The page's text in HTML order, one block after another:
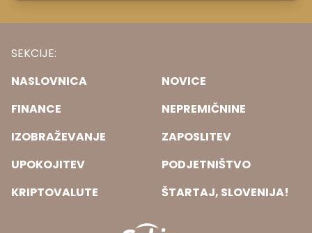
SEKCIJE:
NASLOVNICA
NOVICE
FINANCE
NEPREMIČNINE
IZOBRAŽEVANJE
ZAPOSLITEV
UPOKOJITEV
PODJETNIŠTVO
KRIPTOVALUTE
ŠTARTAJ, SLOVENIJA!